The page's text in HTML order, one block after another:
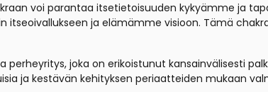
voi parantaa itsetietoisuuden kykyämme ja
itseoivallukseen ja elämämme visioon. Tämä
perheyritys, joka on erikoistunut kansainvälisesti
ja kestävän kehityksen periaatteiden mukaan